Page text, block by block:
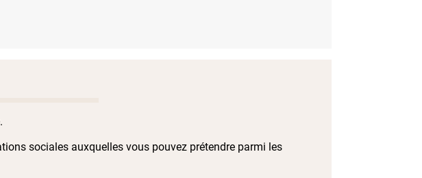
sociales auxquelles vous pouvez prétendre parmi les